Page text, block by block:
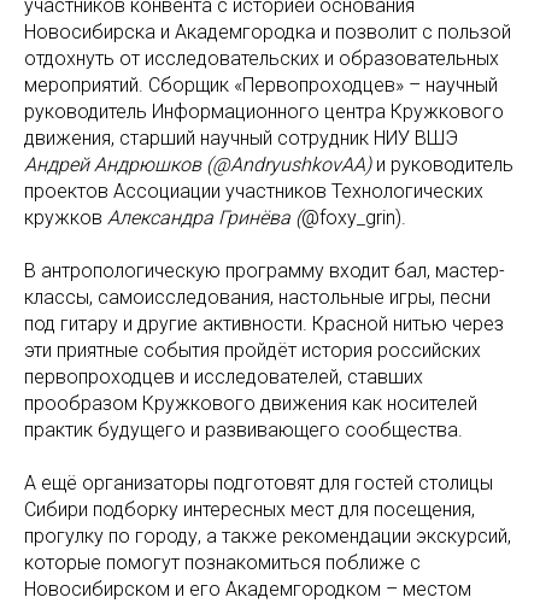
участников конвента с историей основания
Новосибирска и Академгородка и позволит с пользой
отдохнуть от исследовательских и образовательных
мероприятий. Сборщик «Первопроходцев» – научный
руководитель Информационного центра Кружкового
движения, старший научный сотрудник НИУ ВШЭ
Андрей Андрюшков (@AndryushkovAA)и руководитель
проектов Ассоциации участников Технологических
кружков Александра Гринёва (@foxy_grin).
В антропологическую программу входит бал, мастер-
классы, самоисследования, настольные игры, песни
под гитару и другие активности. Красной нитью через
эти приятные события пройдёт история российских
первопроходцев и исследователей, ставших
прообразом Кружкового движения как носителей
практик будущего и развивающего сообщества.
А ещё организаторы подготовят для гостей столицы
Сибири подборку интересных мест для посещения,
прогулку по городу, а также рекомендации экскурсий,
которые помогут познакомиться поближе с
Новосибирском и его Академгородком – местом